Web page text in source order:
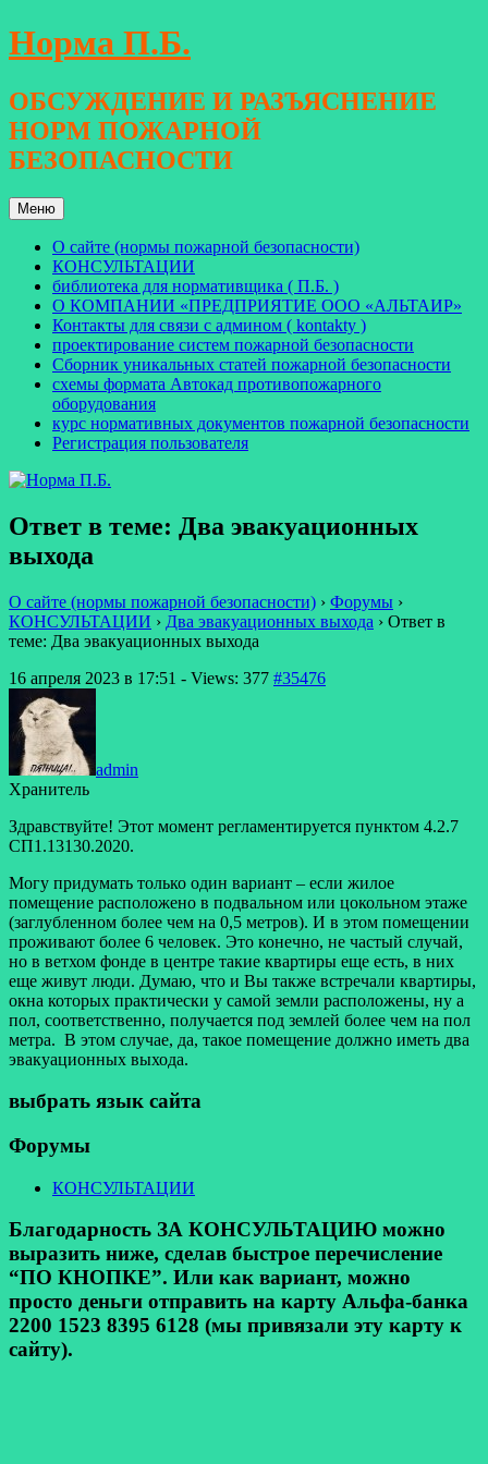
Перейти
к
Норма П.Б.
ОБСУЖДЕНИЕ И РАЗЪЯСНЕНИЕ
НОРМ ПОЖАРНОЙ
БЕЗОПАСНОСТИ
Меню
О сайте (нормы пожарной безопасности)
КОНСУЛЬТАЦИИ
библиотека для нормативщика ( П.Б. )
О КОМПАНИИ «ПРЕДПРИЯТИЕ ООО «АЛЬТАИР»
Контакты для связи с админом ( kontakty )
проектирование систем пожарной безопасности
Сборник уникальных статей пожарной безопасности
схемы формата Автокад противопожарного
оборудования
курс нормативных документов пожарной безопасности
Регистрация пользователя
Ответ в теме: Два эвакуационных
выхода
О сайте (нормы пожарной безопасности) › Форумы ›
КОНСУЛЬТАЦИИ › Два эвакуационных выхода › Ответ в
теме: Два эвакуационных выхода
16 апреля 2023 в 17:51 - Views: 377 #35476
admin
Хранитель
Здравствуйте! Этот момент регламентируется пунктом 4.2.7
СП1.13130.2020.
Могу придумать только один вариант – если жилое
помещение расположено в подвальном или цокольном этаже
(заглубленном более чем на 0,5 метров). И в этом помещении
проживают более 6 человек. Это конечно, не частый случай,
но в ветхом фонде в центре такие квартиры еще есть, в них
еще живут люди. Думаю, что и Вы также встречали квартиры,
окна которых практически у самой земли расположены, ну а
пол, соответственно, получается под землей более чем на пол
метра. В этом случае, да, такое помещение должно иметь два
эвакуационных выхода.
выбрать язык сайта
Форумы
КОНСУЛЬТАЦИИ
Благодарность ЗА КОНСУЛЬТАЦИЮ можно
выразить ниже, сделав быстрое перечисление
“ПО КНОПКЕ”. Или как вариант, можно
просто деньги отправить на карту Альфа-банка
2200 1523 8395 6128 (мы привязали эту карту к
сайту).